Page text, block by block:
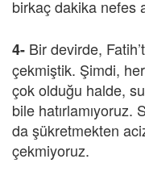
birkaç dakika nefes
4- Bir devirde,
çekmiştik. Şimdi,
çok olduğu halde,
bile
da şükretmekten
çekmiyoruz.